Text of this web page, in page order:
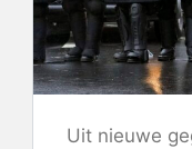
Uit nieuwe